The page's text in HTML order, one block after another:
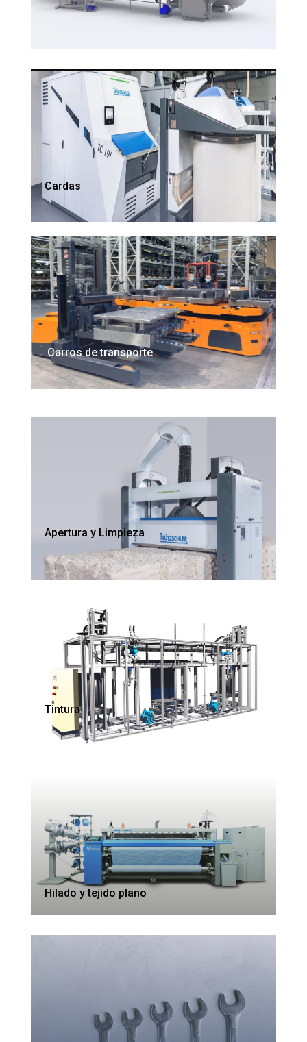
Cardas
Carros de transporte
Apertura y Limpieza
Tintura
Hilado y tejido plano